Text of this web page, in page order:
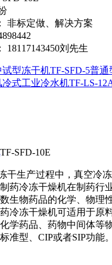
非标定做、解决方案
18117143450刘先生
试型冻干机TF-SFD-5普通
冷式工业冷水机TF-LS-
TF-SFD-10E
生产过程中，真空冷冻
药冷冻干燥机在制药行
生物药品的化学、物理
冷冻干燥机可适用于原
学药品、药物中间体等
准型、CIP或者SIP功能。